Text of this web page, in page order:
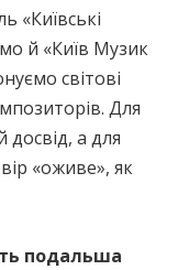
«Київські
й «Київ Музик
світові
Для
а для
«оживе», як
подальша